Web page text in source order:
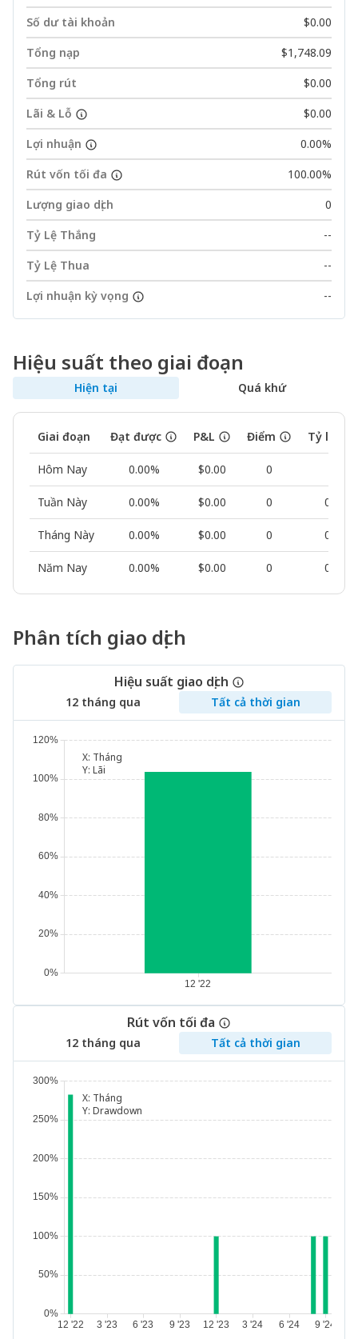
Số dư tài khoản
$0.00
Tổng nạp
$1,748.09
Tổng rút
$0.00
Lãi & Lỗ
$0.00
Lợi nhuận
0.00%
Rút vốn tối đa
100.00%
Lượng giao dịch
0
Tỷ Lệ Thắng
--
Tỷ Lệ Thua
--
Lợi nhuận kỳ vọng
--
Hiệu suất theo giai đoạn
Hiện tại Quá khứ
Giai đoạn Đạt được P&L Điểm Tỷ lệ
Hôm Nay 0.00% $0.00 0
Tuần Này 0.00% $0.00 0 0.00%
Tháng Này 0.00% $0.00 0 0.00%
Năm Nay 0.00% $0.00 0 0.00%
Phân tích giao dịch
Hiệu suất giao dịch
12 tháng qua Tất cả thời gian
X: Tháng
Y: Lãi
Rút vốn tối đa
12 tháng qua Tất cả thời gian
X: Tháng
Y: Drawdown